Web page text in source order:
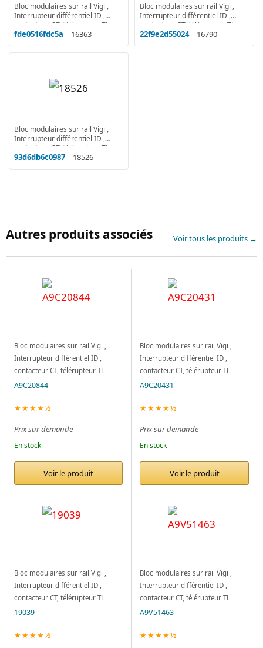
Bloc modulaires sur rail Vigi ,
Interrupteur différentiel ID ,
contacteur CT, télérupteur TL
fde0516fdc5a – 16363
Bloc modulaires sur rail Vigi ,
Interrupteur différentiel ID ,
contacteur CT, télérupteur TL
22f9e2d55024– 16790
Bloc modulaires sur rail Vigi ,
Interrupteur différentiel ID ,
contacteur CT, télérupteur TL
93d6db6c0987– 18526
Autres produits associés Voir tous les produits →
Bloc modulaires sur rail Vigi ,
Interrupteur différentiel ID ,
contacteur CT, télérupteur TL
A9C20844
★★★★½
Prix sur demande
En stock
Voir le produit
Bloc modulaires sur rail Vigi ,
Interrupteur différentiel ID ,
contacteur CT, télérupteur TL
A9C20431
★★★★½
Prix sur demande
En stock
Voir le produit
Bloc modulaires sur rail Vigi ,
Interrupteur différentiel ID ,
contacteur CT, télérupteur TL
19039
★★★★½
Bloc modulaires sur rail Vigi ,
Interrupteur différentiel ID ,
contacteur CT, télérupteur TL
A9V51463
★★★★½